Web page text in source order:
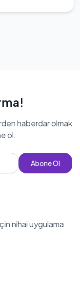
haberdar olmak
ol.
Abone Ol
nihai uygulama